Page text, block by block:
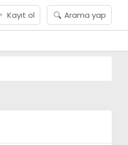
Kayıt ol Arama yap